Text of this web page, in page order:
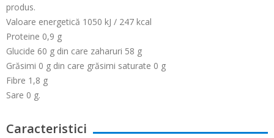
produs.
Valoare energetică 1050 kJ / 247 kcal
Proteine 0,9 g
Glucide 60 g din care zaharuri 58 g
Grăsimi 0 g din care grăsimi saturate 0 g
Fibre 1,8 g
Sare 0 g.
Caracteristici